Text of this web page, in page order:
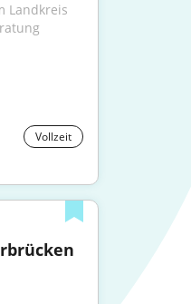
Landkreis
Vollzeit